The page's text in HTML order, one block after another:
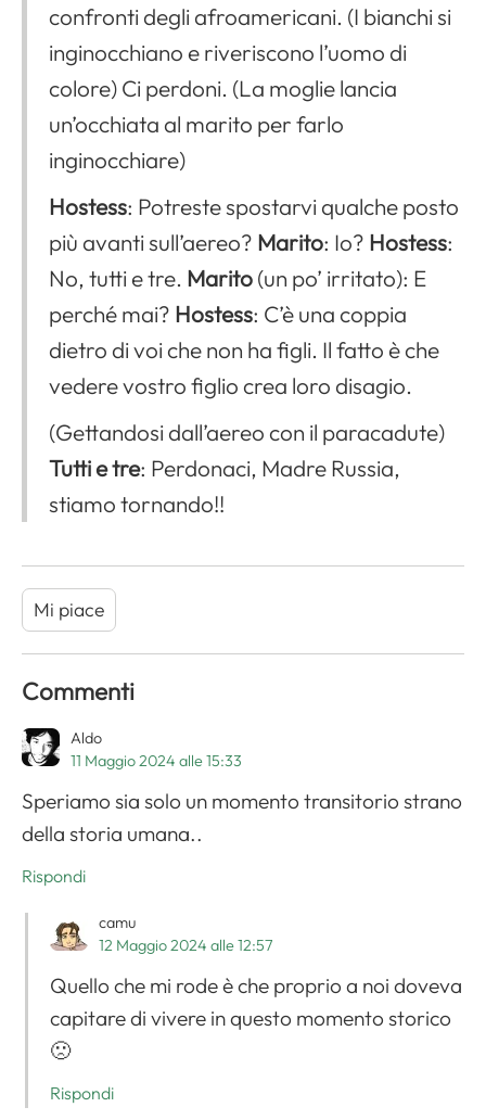
confronti degli afroamericani. (I bianchi si
inginocchiano e riveriscono l’uomo di
colore) Ci perdoni. (La moglie lancia
un’occhiata al marito per farlo
inginocchiare)
Hostess: Potreste spostarvi qualche posto
più avanti sull’aereo? Marito: Io? Hostess:
No, tutti e tre. Marito(un po’ irritato): E
perché mai? Hostess: C’è una coppia
dietro di voi che non ha figli. Il fatto è che
vedere vostro figlio crea loro disagio.
(Gettandosi dall’aereo con il paracadute)
Tutti e tre: Perdonaci, Madre Russia,
stiamo tornando!!
Mi piace
Commenti
Aldo
11 Maggio 2024 alle 15:33
Speriamo sia solo un momento transitorio strano
della storia umana..
Rispondi
camu
12 Maggio 2024 alle 12:57
Quello che mi rode è che proprio a noi doveva
capitare di vivere in questo momento storico
🙁
Rispondi